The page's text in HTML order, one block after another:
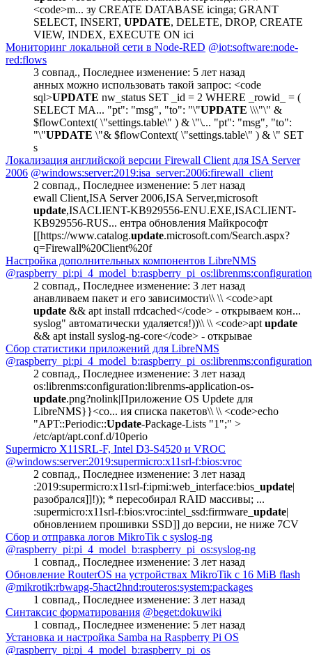
<code>m... зу CREATE DATABASE icinga; GRANT
SELECT, INSERT, UPDATE, DELETE, DROP, CREATE
VIEW, INDEX, EXECUTE ON ici
Мониторинг локальной сети в Node-RED @iot:software:node-
red:flows
3 совпад., Последнее изменение: 5 лет назад
анных можно использовать такой запрос: <code
sql>UPDATE nw_status SET _id = 2 WHERE _rowid_ = (
SELECT MA... "pt": "msg", "to": "\"UPDATE \\\"\" &
$flowContext( \"settings.table\" ) & \"\... "pt": "msg", "to":
"\"UPDATE \"& $flowContext( \"settings.table\" ) & \" SET
s
Локализация английской версии Firewall Client для ISA Server
2006 @windows:server:2019:isa_server:2006:firewall_client
2 совпад., Последнее изменение: 5 лет назад
ewall Client,ISA Server 2006,ISA Server,microsoft
update,ISACLIENT-KB929556-ENU.EXE,ISACLIENT-
KB929556-RUS... ентра обновления Майкрософт
[[https://www.catalog.update.microsoft.com/Search.aspx?
q=Firewall%20Client%20f
Настройка дополнительных компонентов LibreNMS
@raspberry_pi:pi_4_model_b:raspberry_pi_os:librenms:configuration
2 совпад., Последнее изменение: 3 лет назад
анавливаем пакет и его зависимости\\ \\ <code>apt
update && apt install rrdcached</code> - открываем кон...
syslog" автоматически удаляется!))\\ \\ <code>apt update
&& apt install syslog-ng-core</code> - открывае
Сбор статистики приложений для LibreNMS
@raspberry_pi:pi_4_model_b:raspberry_pi_os:librenms:configuration
2 совпад., Последнее изменение: 3 лет назад
os:librenms:configuration:librenms-application-os-
update.png?nolink|Приложение OS Updete для
LibreNMS}}<co... ия списка пакетов\\ \\ <code>echo
"APT::Periodic::Update-Package-Lists "1";" >
/etc/apt/apt.conf.d/10perio
Supermicro X11SRL-F, Intel D3-S4520 и VROC
@windows:server:2019:supermicro:x11srl-f:bios:vroc
2 совпад., Последнее изменение: 3 лет назад
:2019:supermicro:x11srl-f:ipmi:web_interface:bios_ update|
разобрался]]!)); * пересобирал RAID массивы; ...
:supermicro:x11srl-f:bios:vroc:intel_ssd:firmware_ update|
обновлением прошивки SSD]] до версии, не ниже 7CV
Сбор и отправка логов MikroTik с syslog-ng
@raspberry_pi:pi_4_model_b:raspberry_pi_os:syslog-ng
1 совпад., Последнее изменение: 3 лет назад
Обновление RouterOS на устройствах MikroTik c 16 MiB flash
@mikrotik:rbwapg-5hact2hnd:routeros:system:packages
1 совпад., Последнее изменение: 3 лет назад
Синтаксис форматирования @beget:dokuwiki
1 совпад., Последнее изменение: 5 лет назад
Установка и настройка Samba на Raspberry Pi OS
@raspberry_pi:pi_4_model_b:raspberry_pi_os